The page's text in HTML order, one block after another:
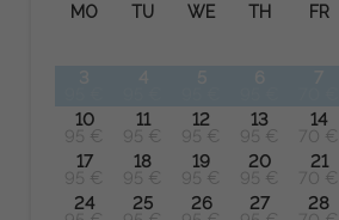
MO
TU WE TH FR
10
95 €
11
95 €
12
95 €
13
95 €
14
70 €
17
95 €
18
95 €
19
95 €
20
95 €
21
70 €
24
25
26
27
28